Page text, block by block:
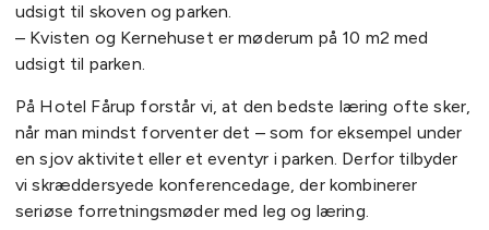
udsigt til skoven og parken.
– Kvisten og Kernehuset er møderum på 10 m2 med
udsigt til parken.
På Hotel Fårup forstår vi, at den bedste læring ofte sker,
når man mindst forventer det – som for eksempel under
en sjov aktivitet eller et eventyr i parken. Derfor tilbyder
vi skræddersyede konferencedage, der kombinerer
seriøse forretningsmøder med leg og læring.